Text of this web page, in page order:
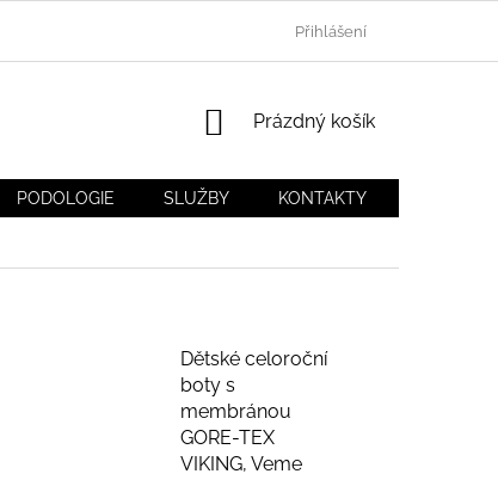
NEJČASTĚJŠÍ DOTAZY (FAQ)
Přihlášení
NÁKUPNÍ
Prázdný košík
PODOLOGIE SLUŽBY KONTAKTY
Dětské celoroční
boty s
membránou
GORE-TEX
VIKING, Veme